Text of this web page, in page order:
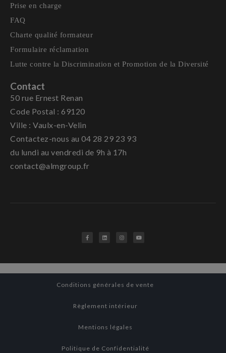
Prise en charge
FAQ
Charte qualité formateur
Formulaire réclamation
Lutte contre la Discrimination et Promotion de la Diversité
Contact
50 rue Ernest Renan
Code Postal : 69120
Ville : Vaulx-en-Velin
Contactez-nous au 04 28 29 23 93
du lundi au vendredi de 9h à 17h
contact@almgroup.fr
Conditions générales de vente
Règlement intérieur
Mentions légales
Politique de Confidentialité